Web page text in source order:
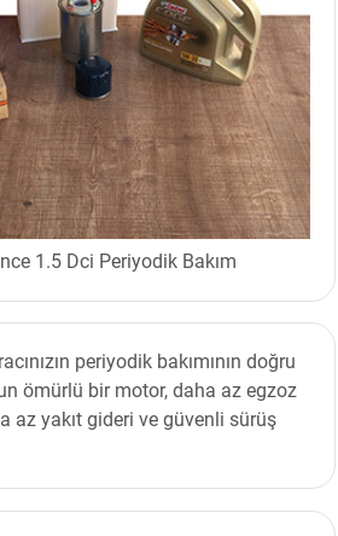
1.5 Dci Periyodik Bakım
periyodik bakımının doğru
ömürlü bir motor, daha az egzoz
az yakıt gideri ve güvenli sürüş